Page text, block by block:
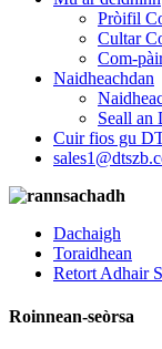
Pròifil
Cultar
Com-
Naidheachdan
Seall an
Cuir fios gu
Dachaigh
Toraidhean
Retort Adhair
Roinnean-seòrsa